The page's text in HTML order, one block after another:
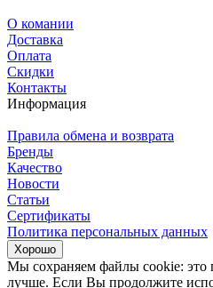
О комании
Доставка
Оплата
Скидки
Контакты
Информация
Правила обмена и возврата
Бренды
Качество
Новости
Статьи
Сертификаты
Политика персональных данных
Хорошо
Мы сохраняем файлы cookie: это
лучше. Если Вы продолжите